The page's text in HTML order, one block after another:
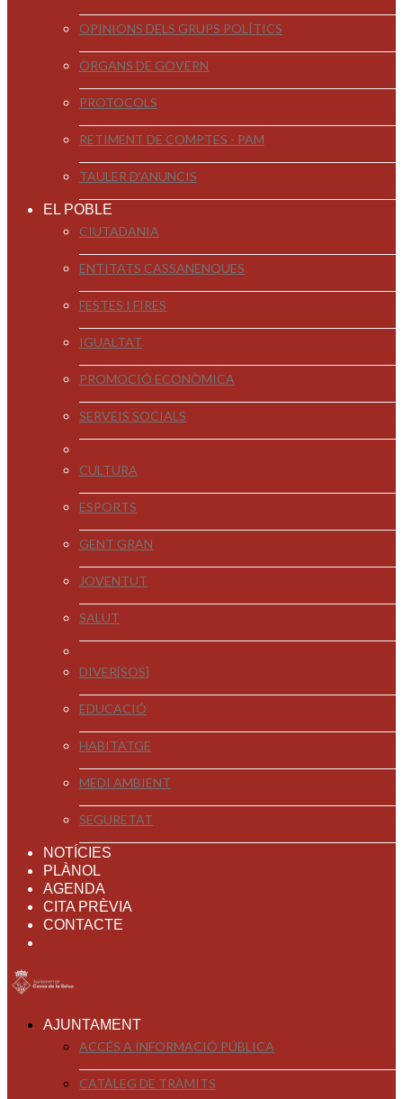
OPINIONS DELS GRUPS POLÍTICS
ÒRGANS DE GOVERN
PROTOCOLS
RETIMENT DE COMPTES - PAM
TAULER D'ANUNCIS
EL POBLE
CIUTADANIA
ENTITATS CASSANENQUES
FESTES I FIRES
IGUALTAT
PROMOCIÓ ECONÒMICA
SERVEIS SOCIALS
CULTURA
ESPORTS
GENT GRAN
JOVENTUT
SALUT
DIVER[SOS]
EDUCACIÓ
HABITATGE
MEDI AMBIENT
SEGURETAT
NOTÍCIES
PLÀNOL
AGENDA
CITA PRÈVIA
CONTACTE
AJUNTAMENT
ACCÉS A INFORMACIÓ PÚBLICA
CATÀLEG DE TRÀMITS